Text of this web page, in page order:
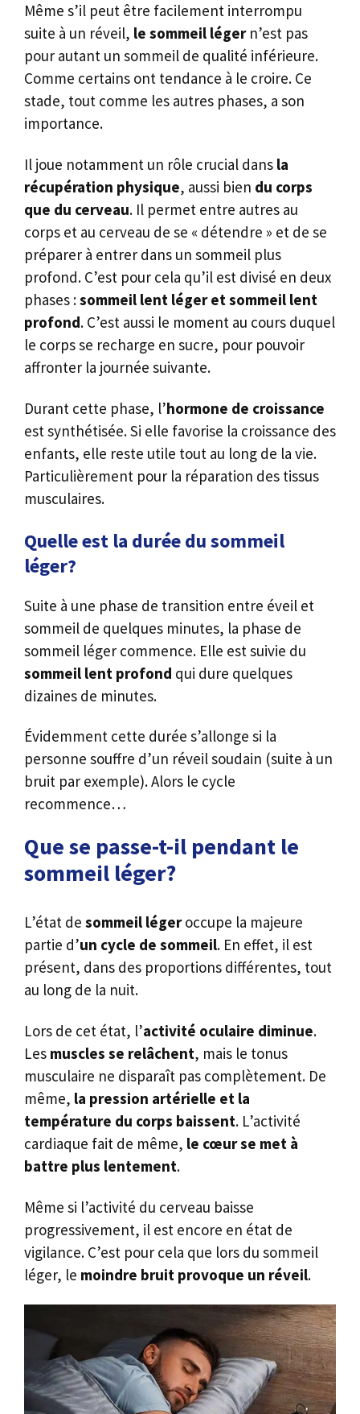
Même s’il peut être facilement interrompu
suite à un réveil, le sommeil légern’est pas
pour autant un sommeil de qualité inférieure.
Comme certains ont tendance à le croire. Ce
stade, tout comme les autres phases, a son
importance.
Il joue notamment un rôle crucial dans la
récupération physique, aussi bien du corps
que du cerveau. Il permet entre autres au
corps et au cerveau de se « détendre » et de se
préparer à entrer dans un sommeil plus
profond. C’est pour cela qu’il est divisé en deux
phases :sommeil lent léger et sommeil lent
profond. C’est aussi le moment au cours duquel
le corps se recharge en sucre, pour pouvoir
affronter la journée suivante.
Durant cette phase, l’hormone de croissance
est synthétisée. Si elle favorise la croissance des
enfants, elle reste utile tout au long de la vie.
Particulièrement pour la réparation des tissus
musculaires.
Quelle est la durée du sommeil
léger?
Suite à une phase de transition entre éveil et
sommeil de quelques minutes, la phase de
sommeil léger commence. Elle est suivie du
sommeil lent profond qui dure quelques
dizaines de minutes.
Évidemment cette durée s’allonge si la
personne souffre d’un réveil soudain (suite à un
bruit par exemple). Alors le cycle
recommence…
Que se passe-t-il pendant le
sommeil léger?
L’état de sommeil légeroccupe la majeure
partie d’un cycle de sommeil. En effet, il est
présent, dans des proportions différentes, tout
au long de la nuit.
Lors de cet état, l’activité oculaire diminue.
Les muscles se relâchent, mais le tonus
musculaire ne disparaît pas complètement. De
même, la pression artérielle et la
température du corps baissent. L’activité
cardiaque fait de même, le cœur se met à
battre plus lentement.
Même si l’activité du cerveau baisse
progressivement, il est encore en état de
vigilance. C’est pour cela que lors du sommeil
léger, le moindre bruit provoque un réveil.